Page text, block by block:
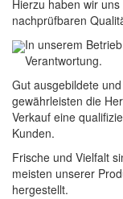
Hierzu haben wir
nachprüfbaren
In unserem
Verantwortung.
Gut ausgebildete
gewährleisten die
Verkauf eine
Kunden.
Frische und Vielfalt
meisten unserer
hergestellt.